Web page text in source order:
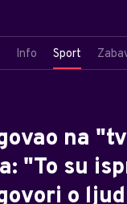
Info Sport
na
"To su
o